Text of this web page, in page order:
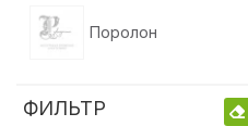
Поролон
Синтепон
ФИЛЬТР